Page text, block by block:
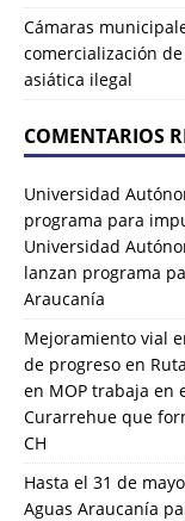
Cámaras
comercialización
asiática ilegal
COMENTARIOS
Universidad
programa para
Universidad
lanzan programa
Araucanía
Mejoramiento vial
de progreso en
en MOP trabaja en
Curarrehue que
CH
Hasta el 31 de
Aguas Araucanía